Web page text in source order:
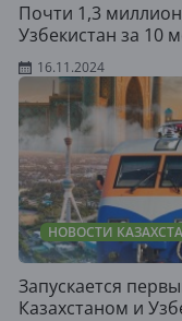
Почти 1,3
Узбекистан за 10
16.11.2024
НОВОСТИ
Запускается
Казахстаном и